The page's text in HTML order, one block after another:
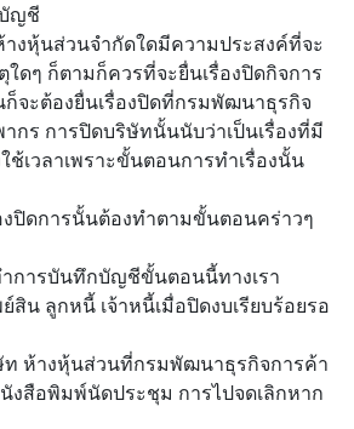
ญชี
งหุ้นส่วนจำกัดใดมีความประสงค์ที่จะ
ใดๆ ก็ตามก็ควรที่จะยื่นเรื่องปิดกิจการ
จะต้องยื่นเรื่องปิดที่กรมพัฒนาธุรกิจ
กร การปิดบริษัทนั้นนับว่าเป็นเรื่องที่มี
ช้เวลาเพราะขั้นตอนการทำเรื่องนั้น
ปิดการนั้นต้องทำตามขั้นตอนคร่าวๆ
ำการบันทึกบัญชีขั้นตอนนี้ทางเรา
สิน ลูกหนี้ เจ้าหนี้เมื่อปิดงบเรียบร้อยรอ
ท ห้างหุ้นส่วนที่กรมพัฒนาธุรกิจการค้า
สือพิมพ์นัดประชุม การไปจดเลิกหาก